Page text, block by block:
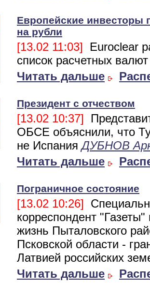
Европейские инвесторы
на рубли
[13.02 11:03] Euroclear
список расчетных валют
Читать дальше
Президент с отчеством
[13.02 10:37]
ОБСЕ объяснили, что
не ИспанияДУБНОВ
Читать дальше
Пограничное состояние
[13.02 10:26]
корреспондент "Газеты"
жизнь Пыталовского
Псковской области -
Латвией российских
Читать дальше